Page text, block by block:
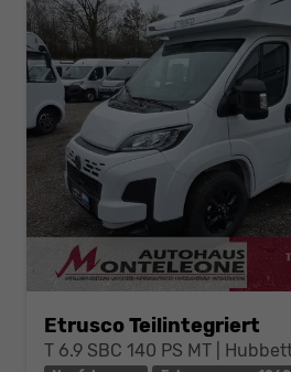
Etrusco Teilintegriert